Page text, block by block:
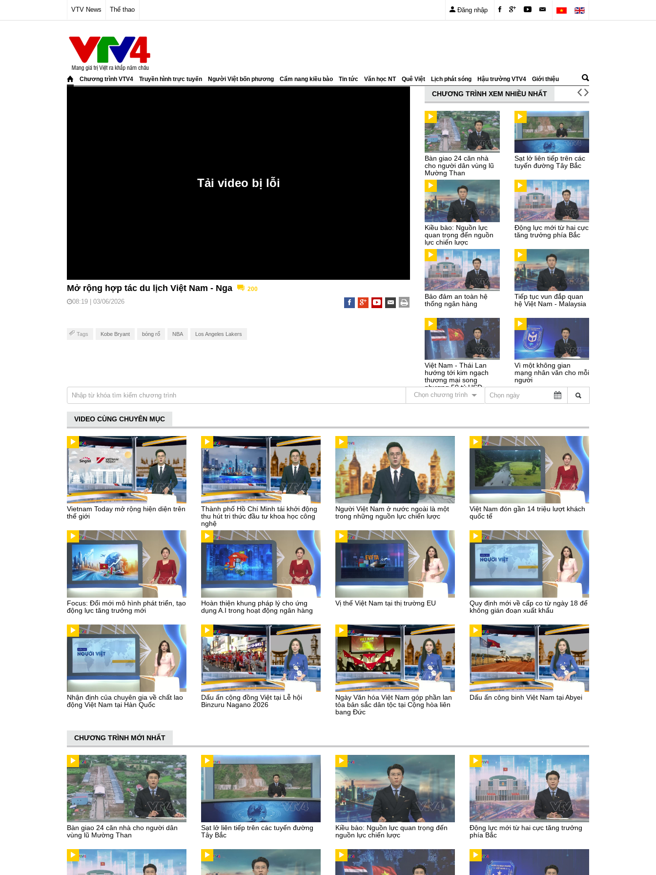
VTV News Thể thao Đăng nhập
Chương trình VTV4 Truyền hình trực tuyến Người Việt bốn phương Cẩm nang kiều bào Tin tức Văn học NT Quê Việt Lịch phát sóng Hậu trường VTV4 Giới thiệu
Mở rộng hợp tác du lịch Việt Nam - Nga 200
08:19 | 03/06/2026
Tags Kobe Bryant bóng rổ NBA Los Angeles Lakers
CHƯƠNG TRÌNH XEM NHIỀU NHẤT
Bàn giao 24 căn nhà
cho người dân vùng lũ
Mường Than
Sạt lở liên tiếp trên các
tuyến đường Tây Bắc
Kiều bào: Nguồn lực
quan trọng đến nguồn
lực chiến lược
Động lực mới từ hai cực
tăng trưởng phía Bắc
Bảo đảm an toàn hệ
thống ngân hàng
Tiếp tục vun đắp quan
hệ Việt Nam - Malaysia
Việt Nam - Thái Lan
hướng tới kim ngạch
thương mại song
phương 50 tỷ USD
Vì một không gian
mạng nhân văn cho mỗi
người
Chọn chương trình
VIDEO CÙNG CHUYÊN MỤC
Vietnam Today mở rộng hiện diện trên
thế giới
Thành phố Hồ Chí Minh tái khởi động
thu hút tri thức đầu tư khoa học công
nghệ
Người Việt Nam ở nước ngoài là một
trong những nguồn lực chiến lược
Việt Nam đón gần 14 triệu lượt khách
quốc tế
Focus: Đổi mới mô hình phát triển, tạo
động lực tăng trưởng mới
Hoàn thiện khung pháp lý cho ứng
dụng A.I trong hoạt động ngân hàng
Vị thế Việt Nam tại thị trường EU
Quy định mới về cấp co từ ngày 18 để
không gián đoạn xuất khẩu
Nhận định của chuyên gia về chất lao
động Việt Nam tại Hàn Quốc
Dấu ấn cộng đồng Việt tại Lễ hội
Binzuru Nagano 2026
Ngày Văn hóa Việt Nam góp phần lan
tỏa bản sắc dân tộc tại Cộng hòa liên
bang Đức
Dấu ấn công binh Việt Nam tại Abyei
CHƯƠNG TRÌNH MỚI NHẤT
Bàn giao 24 căn nhà cho người dân
vùng lũ Mường Than
Sạt lở liên tiếp trên các tuyến đường
Tây Bắc
Kiều bào: Nguồn lực quan trọng đến
nguồn lực chiến lược
Động lực mới từ hai cực tăng trưởng
phía Bắc